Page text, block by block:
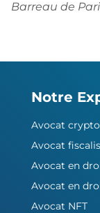
Barreau de
Notre
Avocat
Avocat
Avocat en
Avocat en
Avocat NFT